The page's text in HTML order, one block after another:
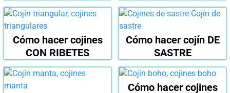
Cómo hacer cojines
CON RIBETES
Cómo hacer cojín DE
SASTRE
Cómo hacer cojines